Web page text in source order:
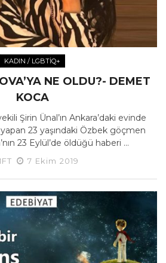
KADIN / LGBTİQ+
NE OLDU?- DEMET
KOCA
Şirin Ünal’ın Ankara’daki evinde
yapan 23 yaşındaki Özbek göçmen
23 Eylül’de öldüğü haberi ...
7 Ekim 2019